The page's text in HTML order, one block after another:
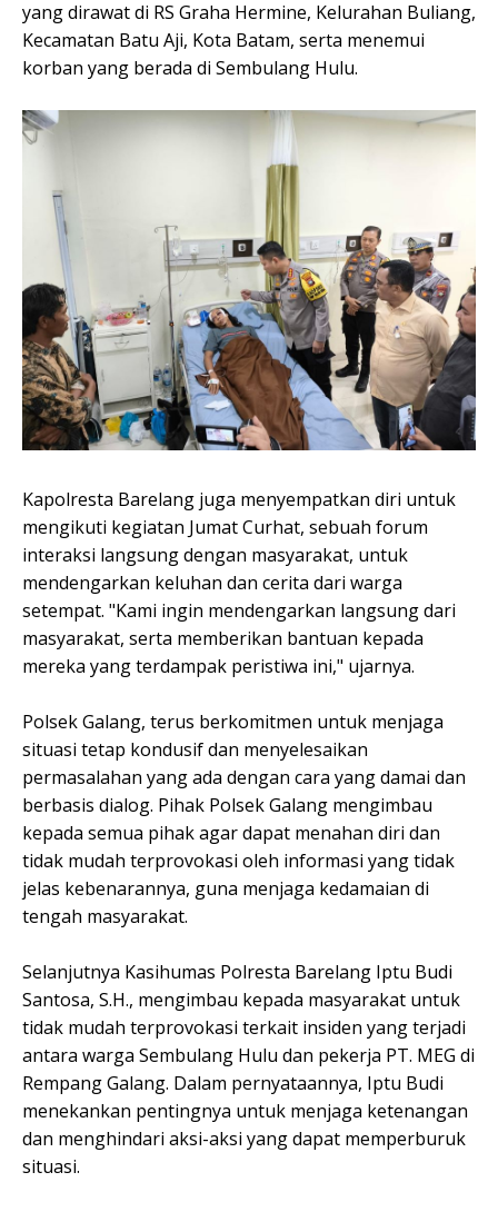
yang dirawat di RS Graha Hermine, Kelurahan Buliang,
Kecamatan Batu Aji, Kota Batam, serta menemui
korban yang berada di Sembulang Hulu.
Kapolresta Barelang juga menyempatkan diri untuk
mengikuti kegiatan Jumat Curhat, sebuah forum
interaksi langsung dengan masyarakat, untuk
mendengarkan keluhan dan cerita dari warga
setempat. "Kami ingin mendengarkan langsung dari
masyarakat, serta memberikan bantuan kepada
mereka yang terdampak peristiwa ini," ujarnya.
Polsek Galang, terus berkomitmen untuk menjaga
situasi tetap kondusif dan menyelesaikan
permasalahan yang ada dengan cara yang damai dan
berbasis dialog. Pihak Polsek Galang mengimbau
kepada semua pihak agar dapat menahan diri dan
tidak mudah terprovokasi oleh informasi yang tidak
jelas kebenarannya, guna menjaga kedamaian di
tengah masyarakat.
Selanjutnya Kasihumas Polresta Barelang Iptu Budi
Santosa, S.H., mengimbau kepada masyarakat untuk
tidak mudah terprovokasi terkait insiden yang terjadi
antara warga Sembulang Hulu dan pekerja PT. MEG di
Rempang Galang. Dalam pernyataannya, Iptu Budi
menekankan pentingnya untuk menjaga ketenangan
dan menghindari aksi-aksi yang dapat memperburuk
situasi.